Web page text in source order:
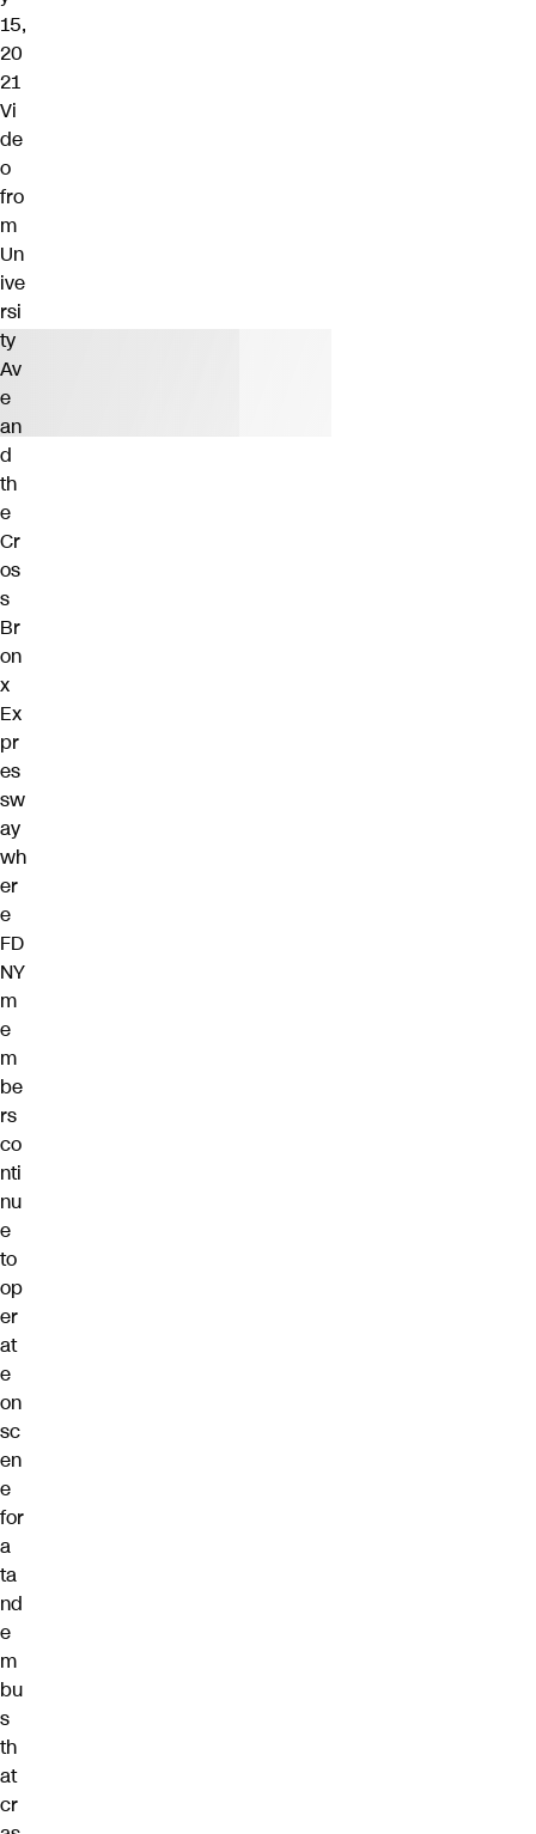
15,
20
21
Vi
de
o
fro
m
Un
ive
rsi
ty
Av
e
an
d
th
e
Cr
os
s
Br
on
x
Ex
pr
es
sw
ay
wh
er
e
FD
NY
m
e
m
be
rs
co
nti
nu
e
to
op
er
at
e
on
sc
en
e
for
a
ta
nd
e
m
bu
s
th
at
cr